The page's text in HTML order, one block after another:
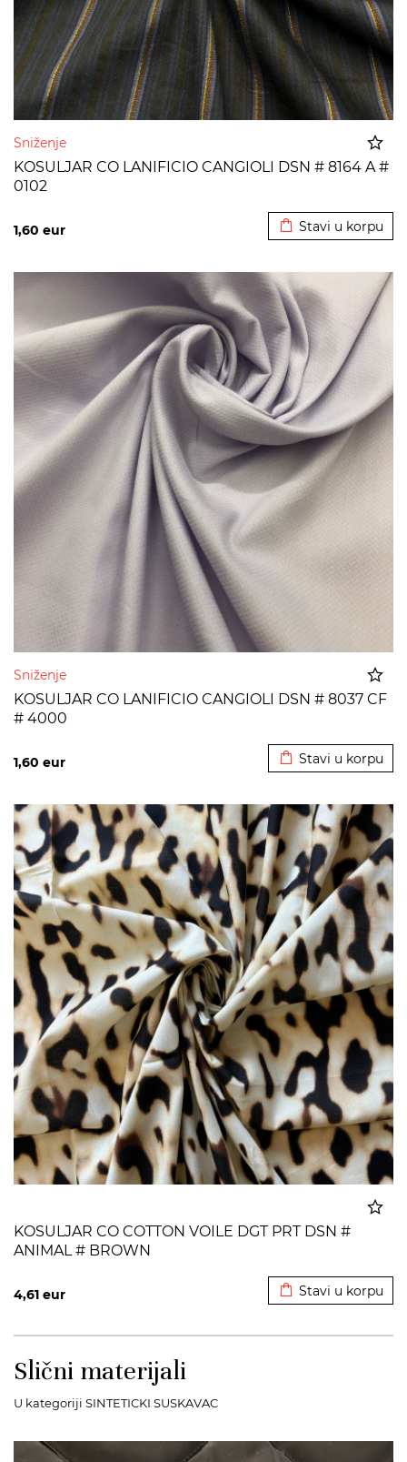
Sniženje
KOSULJAR CO LANIFICIO CANGIOLI DSN # 8164 A #
0102
1,60 eur Stavi u korpu
Sniženje
KOSULJAR CO LANIFICIO CANGIOLI DSN # 8037 CF
# 4000
1,60 eur Stavi u korpu
KOSULJAR CO COTTON VOILE DGT PRT DSN #
ANIMAL # BROWN
4,61 eur Stavi u korpu
Slični materijali
U kategoriji SINTETICKI SUSKAVAC